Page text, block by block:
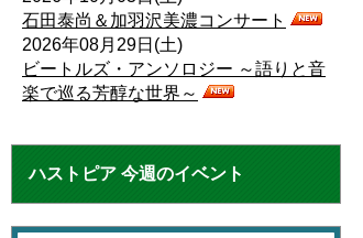
石田泰尚＆加羽沢美濃コンサート
2026年08月29日(土)
ビートルズ・アンソロジー ～語りと音
楽で巡る芳醇な世界～
ハストピア 今週のイベント